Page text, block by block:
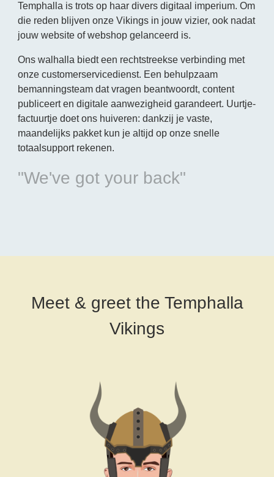
Temphalla is trots op haar divers digitaal imperium. Om
die reden blijven onze Vikings in jouw vizier, ook nadat
jouw website of webshop gelanceerd is.
Ons walhalla biedt een rechtstreekse verbinding met
onze customerservicedienst. Een behulpzaam
bemanningsteam dat vragen beantwoordt, content
publiceert en digitale aanwezigheid garandeert. Uurtje-
factuurtje doet ons huiveren: dankzij je vaste,
maandelijks pakket kun je altijd op onze snelle
totaalsupport rekenen.
"We've got your back"
Meet & greet the Temphalla
Vikings